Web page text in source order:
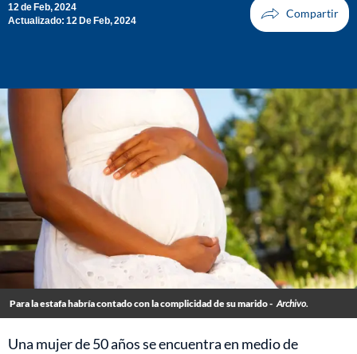
12 de Feb, 2024
Actualizado: 12 De Feb, 2024
Para la estafa habría contado con la complicidad de su marido - Archivo.
Una mujer de 50 años se encuentra en medio de